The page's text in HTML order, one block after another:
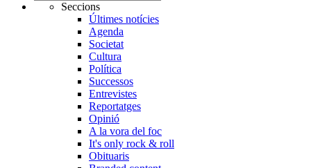
Seccions
Últimes notícies
Agenda
Societat
Cultura
Política
Successos
Entrevistes
Reportatges
Opinió
A la vora del foc
It's only rock & roll
Obituaris